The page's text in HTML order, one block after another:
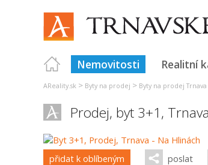
Nemovitosti Realitní
AReality.sk > Byty na prodej > Byty na prodej Trnava
Prodej, byt 3+1, Trnava
přidat k oblíbeným poslat